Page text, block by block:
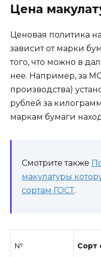
Цена
Ценовая политика
зависит от марки
того, что можно в
нее. Например, за
производства)
рублей за
маркам бумаги
Смотрите также
макулатуры
сортам ГОСТ.
№ Сорт